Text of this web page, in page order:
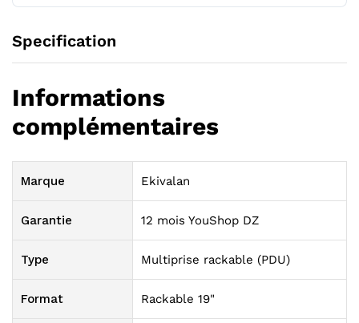
Specification
Informations
complémentaires
Marque Ekivalan
Garantie 12 mois YouShop DZ
Type Multiprise rackable (PDU)
Format Rackable 19"